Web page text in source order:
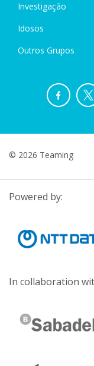
Investigação
Idosos
Outros Grupos
© 2026 Teaming
Powered by:
In collaboration